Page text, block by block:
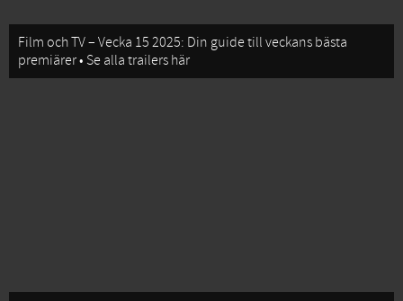
Film och TV – Vecka 15 2025: Din guide till veckans bästa
premiärer • Se alla trailers här